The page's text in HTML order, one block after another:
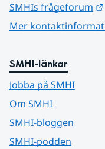
SMHIs frågeforum
Mer
SMHI-länkar
Jobba på SMHI
Om SMHI
SMHI-bloggen
SMHI-podden